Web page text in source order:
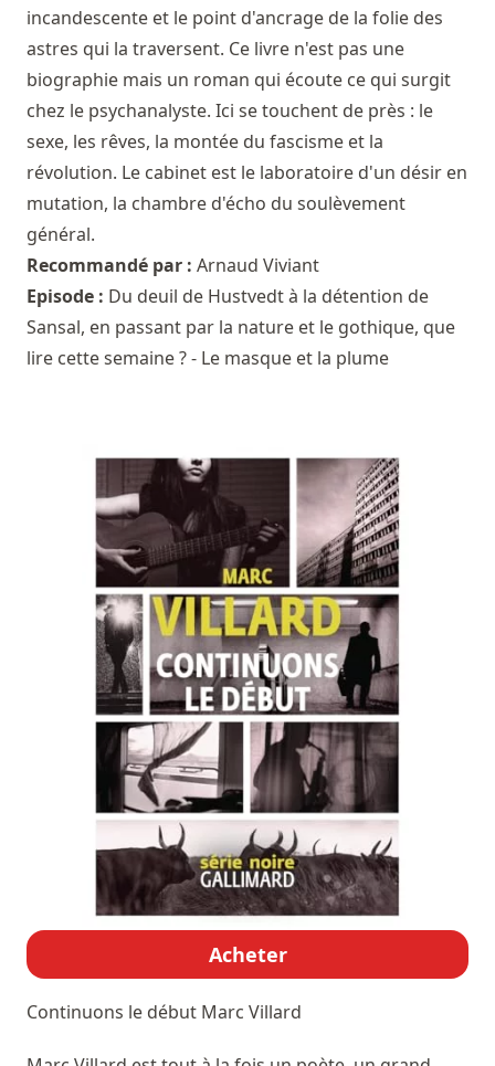
incandescente et le point d'ancrage de la folie des
astres qui la traversent. Ce livre n'est pas une
biographie mais un roman qui écoute ce qui surgit
chez le psychanalyste. Ici se touchent de près : le
sexe, les rêves, la montée du fascisme et la
révolution. Le cabinet est le laboratoire d'un désir en
mutation, la chambre d'écho du soulèvement
général.
Recommandé par : Arnaud Viviant
Episode : Du deuil de Hustvedt à la détention de
Sansal, en passant par la nature et le gothique, que
lire cette semaine ? - Le masque et la plume
Acheter
Continuons le début Marc Villard